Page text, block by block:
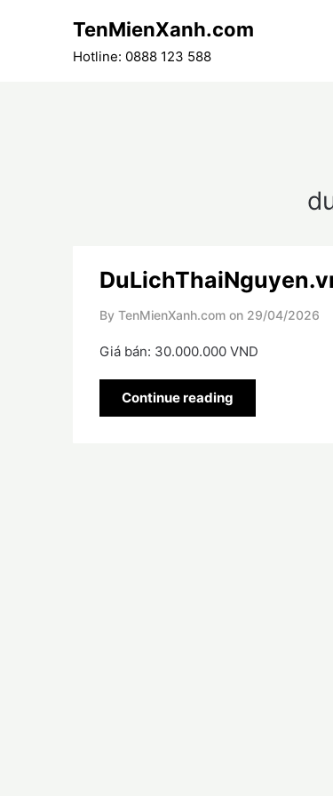
TenMienXanh.com
Hotline: 0888 123 588
By TenMienXanh.com on 29/04/2026
Giá bán: 30.000.000 VND
Continue reading